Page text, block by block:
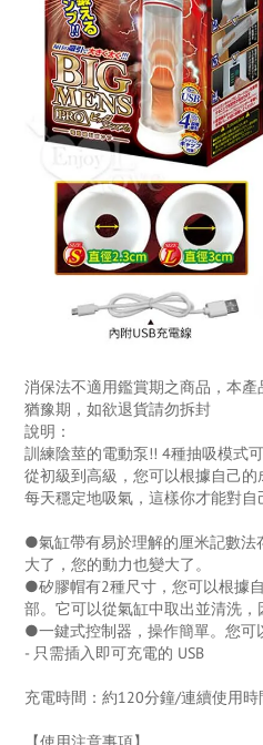
消保法不適用鑑賞期之商品，本
猶豫期，如欲退貨請勿拆封
說明：
訓練陰莖的電動泵!! 4種抽吸模式
從初級到高級，您可以根據自己的
每天穩定地吸氣，這樣你才能對自
●氣缸帶有易於理解的厘米記數法
大了，您的動力也變大了。
●矽膠帽有2種尺寸，您可以根據
部。它可以從氣缸中取出並清洗，
●一鍵式控制器，操作簡單。您可
- 只需插入即可充電的 USB
充電時間：約120分鐘/連續使用